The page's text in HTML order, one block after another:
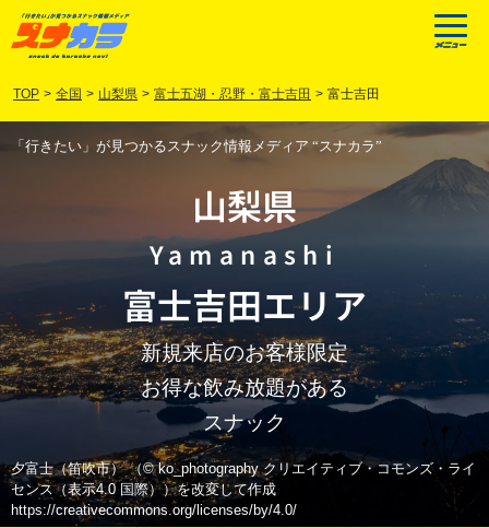
TOP > 全国 > 山梨県 > 富士五湖・忍野・富士吉田 > 富士吉田
「行きたい」が見つかるスナック情報メディア “スナカラ”
山梨県
Yamanashi
富士吉田エリア
新規来店のお客様限定
お得な飲み放題がある
スナック
夕富士（笛吹市） （© ko_photography クリエイティブ・コモンズ・ライ
センス（表示4.0 国際））を改変して作成
https://creativecommons.org/licenses/by/4.0/